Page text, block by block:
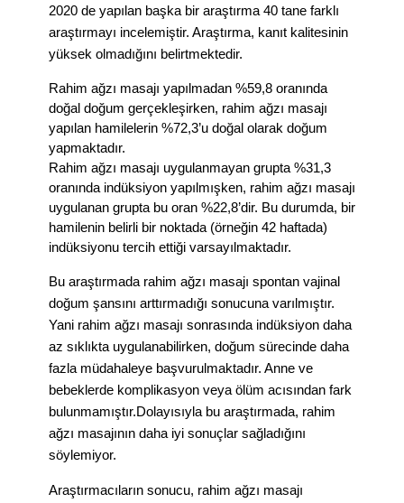
2020 de yapılan başka bir araştırma 40 tane farklı
araştırmayı incelemiştir. Araştırma, kanıt kalitesinin
yüksek olmadığını belirtmektedir.
Rahim ağzı masajı yapılmadan %59,8 oranında
doğal doğum gerçekleşirken, rahim ağzı masajı
yapılan hamilelerin %72,3’u doğal olarak doğum
yapmaktadır.
Rahim ağzı masajı uygulanmayan grupta %31,3
oranında indüksiyon yapılmışken, rahim ağzı masajı
uygulanan grupta bu oran %22,8’dir. Bu durumda, bir
hamilenin belirli bir noktada (örneğin 42 haftada)
indüksiyonu tercih ettiği varsayılmaktadır.
Bu araştırmada rahim ağzı masajı spontan vajinal
doğum şansını arttırmadığı sonucuna varılmıştır.
Yani rahim ağzı masajı sonrasında indüksiyon daha
az sıklıkta uygulanabilirken, doğum sürecinde daha
fazla müdahaleye başvurulmaktadır. Anne ve
bebeklerde komplikasyon veya ölüm acısından fark
bulunmamıştır.Dolayısıyla bu araştırmada, rahim
ağzı masajının daha iyi sonuçlar sağladığını
söylemiyor.
Araştırmacıların sonucu, rahim ağzı masajı